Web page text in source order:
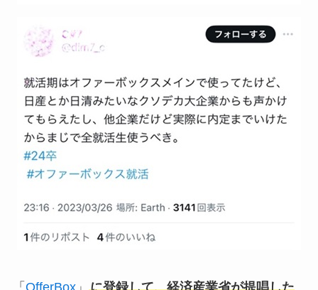
「 OfferBox」 に登録して、経済産業省が提唱した